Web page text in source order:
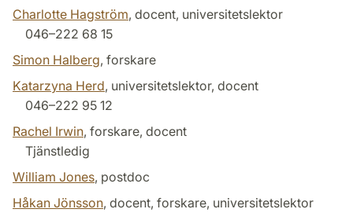
Charlotte Hagström, docent, universitetslektor
046–222 68 15
Simon Halberg, forskare
Katarzyna Herd, universitetslektor, docent
046–222 95 12
Rachel Irwin, forskare, docent
Tjänstledig
William Jones, postdoc
Håkan Jönsson, docent, forskare, universitetslektor